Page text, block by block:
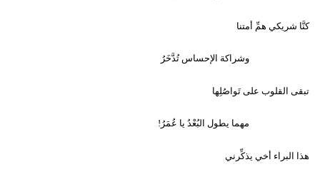
كنَّا شريكي همِّ أمتنا
وشراكة الإحساس تُدَّخَرُ
تبقى القلوب على تَواصُلِها
مهما يطول البُعْدُ يا عُمَرُ!
هذا البراء أخي يذكِّرني